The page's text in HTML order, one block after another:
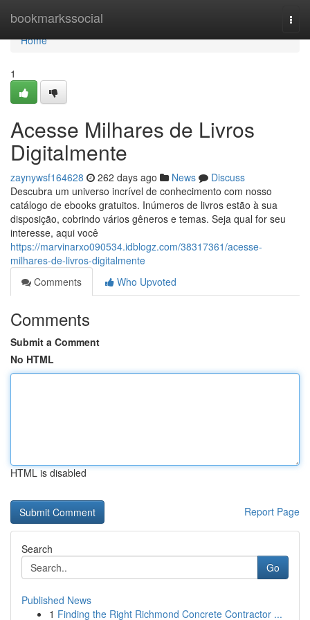
bookmarkssocial
Home
Home
1
Acesse Milhares de Livros
Digitalmente
zaynywsf164628 262 days ago News
Discuss
Descubra um universo incrível de conhecimento com nosso
catálogo de ebooks gratuitos. Inúmeros de livros estão à sua
disposição, cobrindo vários gêneros e temas. Seja qual for seu
interesse, aqui você
https://marvinarxo090534.idblogz.com/38317361/acesse-
milhares-de-livros-digitalmente
Comments
Who Upvoted
Comments
Submit a Comment
No HTML
HTML is disabled
Report Page
Search
Go
Published News
1 Finding the Right Richmond Concrete Contractor ...